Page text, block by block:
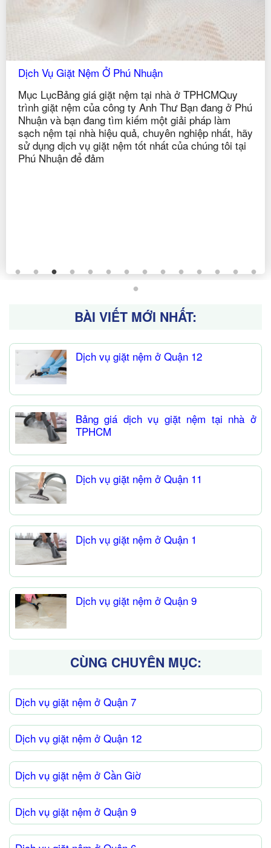
Dịch Vụ Giặt Nệm Ở Quận 4
Mục LụcBảng giá giặt nệm tại nhà ở TPHCMQuy
trình giặt nệm của công ty Anh Thư Bạn đang ở
Quận 4 và bạn đang tìm kiếm một giải pháp làm
sạch nệm tại nhà hiệu quả, chuyên nghiệp nhất, hãy
sử dụng dịch vụ giặt nệm tốt nhất của chúng tôi tại
Quận 4 để đảm
BÀI VIẾT MỚI NHẤT:
Dịch vụ giặt nệm ở Quận 12
Bảng giá dịch vụ giặt nệm tại nhà ở
TPHCM
Dịch vụ giặt nệm ở Quận 11
Dịch vụ giặt nệm ở Quận 1
Dịch vụ giặt nệm ở Quận 9
CÙNG CHUYÊN MỤC:
Dịch vụ giặt nệm ở Quận 7
Dịch vụ giặt nệm ở Quận 12
Dịch vụ giặt nệm ở Cần Giờ
Dịch vụ giặt nệm ở Quận 9